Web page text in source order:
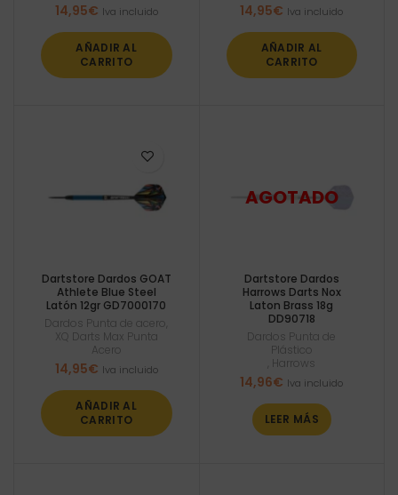
14,95€ Iva incluido
AÑADIR AL
CARRITO
14,95€ Iva incluido
AÑADIR AL
CARRITO
Dartstore Dardos GOAT
Athlete Blue Steel
Latón 12gr GD7000170
Dardos Punta de acero
XQ Darts Max Punta
Acero
14,95€ Iva incluido
AÑADIR AL
CARRITO
Dartstore Dardos
Harrows Darts Nox
Laton Brass 18g
DD90718
Dardos Punta de
Plástico
Harrows
14,96€ Iva incluido
LEER MÁS